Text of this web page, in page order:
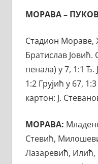
МОРАВА –
Стадион Мораве,
Братислав
пенала) у 7, 1:1 Ђ.
1:2 Грујић у 67,
картон: Ј.
МОРАВА:
Стевић,
Лазаревић,